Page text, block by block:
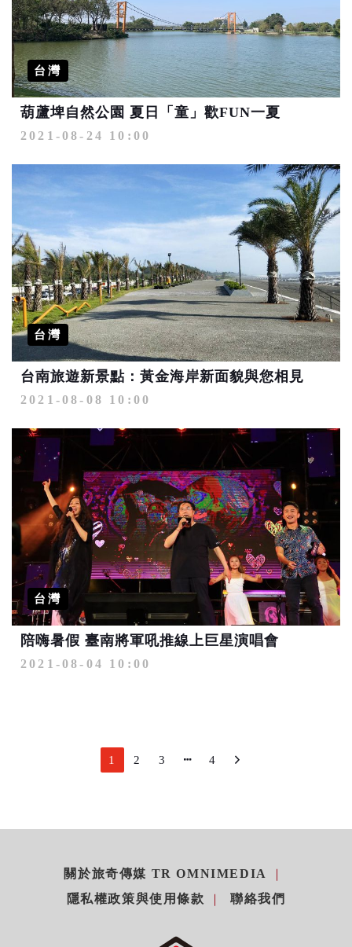
台灣
葫蘆埤自然公園 夏日「童」歡FUN一夏
2021-08-24 10:00
台灣
台南旅遊新景點：黃金海岸新面貌與您相見
2021-08-08 10:00
台灣
陪嗨暑假 臺南將軍吼推線上巨星演唱會
2021-08-04 10:00
1 2 3 4
關於旅奇傳媒 TR OMNIMEDIA
隱私權政策與使用條款
聯絡我們